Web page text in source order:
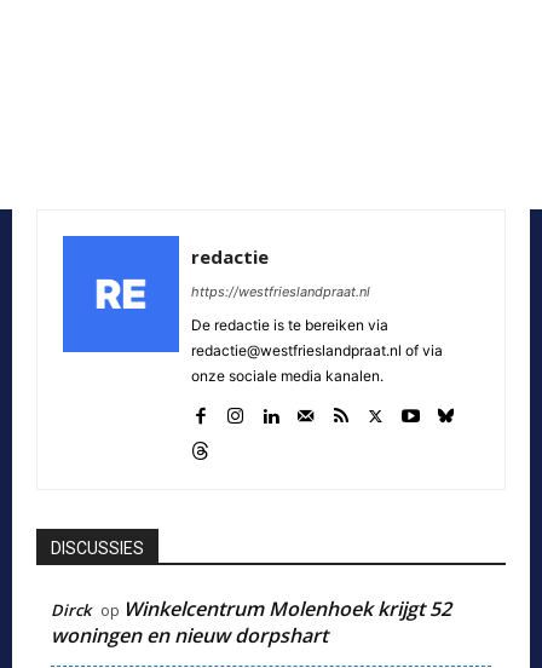
redactie
https://westfrieslandpraat.nl
De redactie is te bereiken via
redactie@westfrieslandpraat.nl of via
onze sociale media kanalen.
DISCUSSIES
Dirck op Winkelcentrum Molenhoek krijgt 52
woningen en nieuw dorpshart